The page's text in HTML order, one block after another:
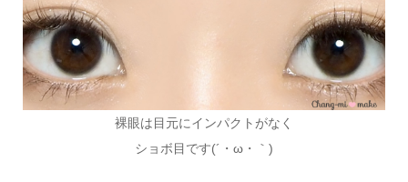
裸眼は目元にインパクトがなく
ショボ目です(´・ω・｀)